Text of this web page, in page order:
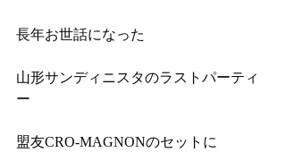
長年お世話になった
山形サンディニスタのラストパーティ
ー
盟友CRO-MAGNONのセットに